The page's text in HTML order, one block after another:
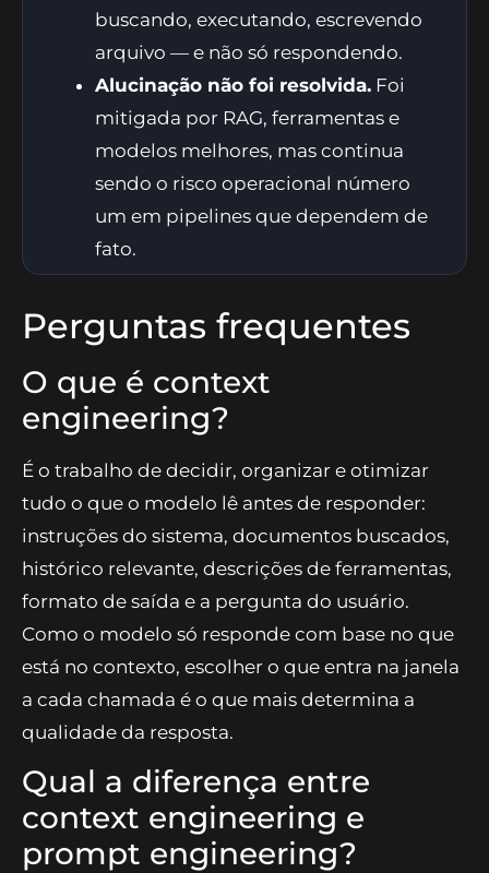
buscando, executando, escrevendo
arquivo — e não só respondendo.
Alucinação não foi resolvida. Foi
mitigada por RAG, ferramentas e
modelos melhores, mas continua
sendo o risco operacional número
um em pipelines que dependem de
fato.
Perguntas frequentes
O que é context
engineering?
É o trabalho de decidir, organizar e otimizar
tudo o que o modelo lê antes de responder:
instruções do sistema, documentos buscados,
histórico relevante, descrições de ferramentas,
formato de saída e a pergunta do usuário.
Como o modelo só responde com base no que
está no contexto, escolher o que entra na janela
a cada chamada é o que mais determina a
qualidade da resposta.
Qual a diferença entre
context engineering e
prompt engineering?